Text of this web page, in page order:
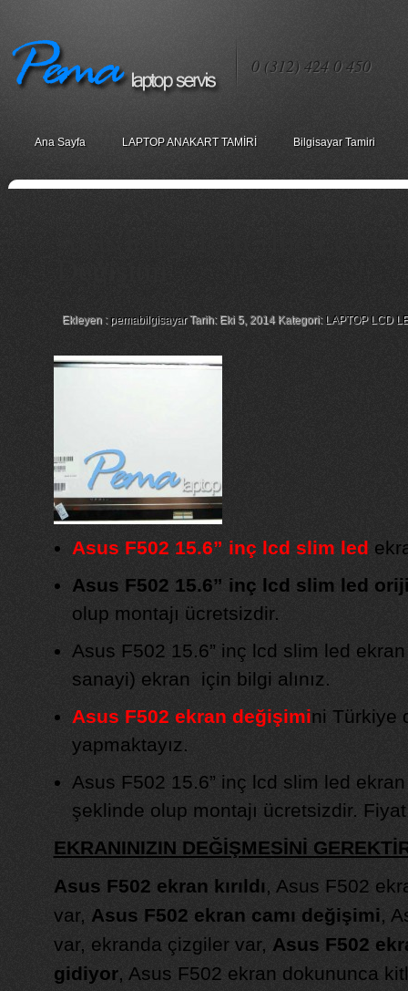
0 (312) 424 0 450
Ana Sayfa LAPTOP ANAKART TAMİRİ Bilgisayar Tamiri
Ekleyen : pemabilgisayarTarih: Eki 5, 2014 Kategori: LAPTOP LCD
Asus F502 15.6” inç lcd slim led
Asus F502 15.6” inç lcd slim led
olup montajı ücretsizdir.
Asus F502 15.6” inç lcd slim led
sanayi) ekran için bilgi alınız.
Asus F502 ekran değişimini Türkiye
yapmaktayız.
Asus F502 15.6” inç lcd slim led ekran
şeklinde olup montajı ücretsizdir.
EKRANINIZIN DEĞİŞMESİNİ
Asus F502 ekran kırıldı, Asus F502
var, Asus F502 ekran camı değişimi,
var, ekranda çizgiler var, Asus F502
gidiyor, Asus F502 ekran dokununca